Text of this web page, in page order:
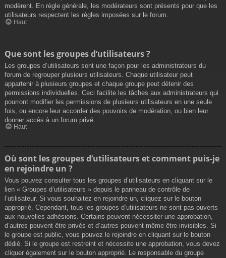
modèrent. En règle générale, les modérateurs sont présents pour que les
utilisateurs respectent les règles imposées sur le forum.
Haut
Que sont les groupes d’utilisateurs ?
Les groupes d’utilisateurs sont une façon pour les administrateurs du
forum de regrouper plusieurs utilisateurs. Chaque utilisateur peut
appartenir à plusieurs groupes et chaque groupe peut détenir des
permissions individuelles. Ceci facilite les tâches aux administrateurs qui
pourront modifier les permissions de plusieurs utilisateurs en une seule
fois, ou encore leur accorder des pouvoirs de modération, ou bien leur
donner accès à un forum privé.
Haut
Où sont les groupes d’utilisateurs et comment puis-je
en rejoindre un ?
Vous pouvez consulter tous les groupes d’utilisateurs en cliquant sur le
lien « Groupes d’utilisateurs » depuis le panneau de contrôle de
l’utilisateur. Si vous souhaitez en rejoindre un, cliquez sur le bouton
approprié. Cependant, tous les groupes d’utilisateurs ne sont pas ouverts
aux nouvelles adhésions. Certains peuvent nécessiter une approbation,
d’autres peuvent être privés et d’autres peuvent même être invisibles. Si
le groupe est public, vous pouvez le rejoindre en cliquant sur le bouton
dédié. Si le groupe est restreint et nécessite une approbation, vous devez
cliquer également sur le bouton approprié. Le responsable du groupe